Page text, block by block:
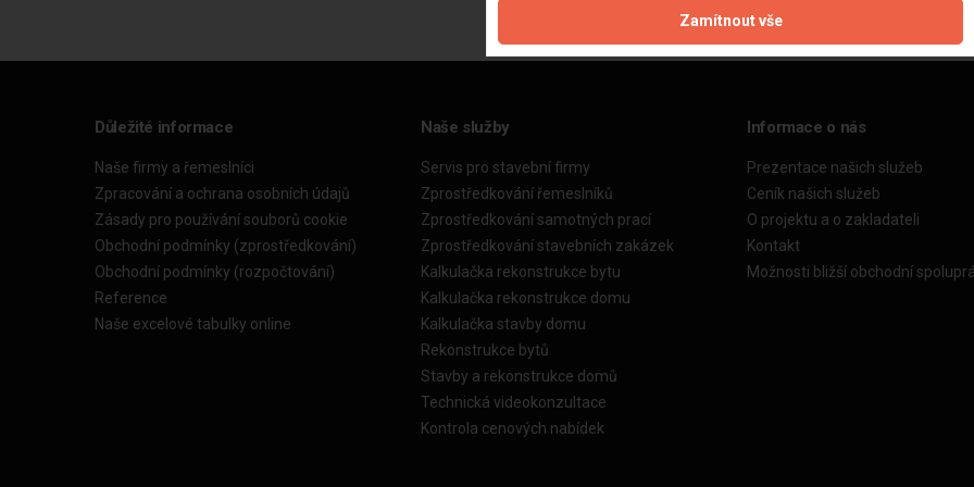
Důležité informace
Naše firmy a řemeslníci
Zpracování a ochrana osobních údajů
Zásady pro používání souborů cookie
Obchodní podmínky (zprostředkování)
Obchodní podmínky (rozpočtování)
Reference
Naše excelové tabulky online
Naše služby
Servis pro stavební firmy
Zprostředkování řemeslníků
Zprostředkování samotných prací
Zprostředkování stavebních zakázek
Kalkulačka rekonstrukce bytu
Kalkulačka rekonstrukce domu
Kalkulačka stavby domu
Rekonstrukce bytů
Stavby a rekonstrukce domů
Technická videokonzultace
Kontrola cenových nabídek
Informace o nás
Prezentace našich služeb
Ceník našich služeb
O projektu a o zakladateli
Kontakt
Možnosti bližší obchodní
Zamítnout vše